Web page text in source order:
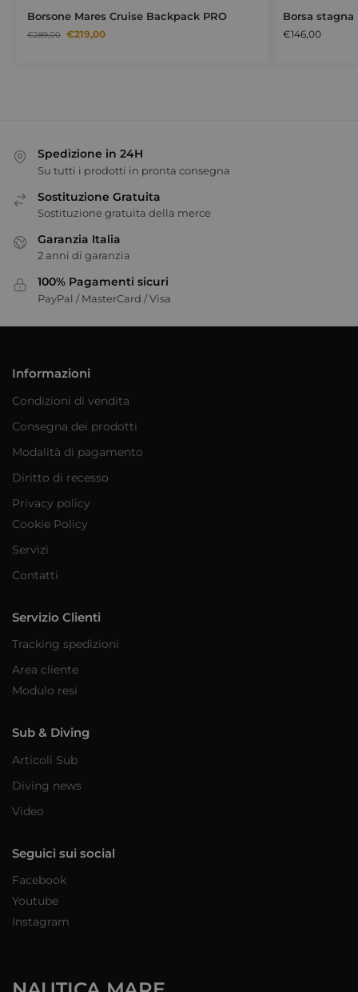
Borsone Mares Cruise Backpack PRO
€289,00 €219,00
Borsa stagna
€146,00
Spedizione in 24H
Su tutti i prodotti in pronta consegna
Sostituzione Gratuita
Sostituzione gratuita della merce
Garanzia Italia
2 anni di garanzia
100% Pagamenti sicuri
PayPal / MasterCard / Visa
Informazioni
Condizioni di vendita
Consegna dei prodotti
Modalità di pagamento
Diritto di recesso
Privacy policy
Cookie Policy
Servizi
Contatti
Servizio Clienti
Tracking spedizioni
Area cliente
Modulo resi
Sub & Diving
Articoli Sub
Diving news
Video
Seguici sui social
Facebook
Youtube
Instagram